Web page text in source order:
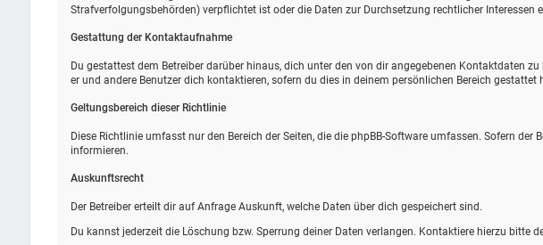
Strafverfolgungsbehörden) verpflichtet ist oder die Daten zur Durchsetzung rechtlicher Interessen
Gestattung der Kontaktaufnahme
Du gestattest dem Betreiber darüber hinaus, dich unter den von dir angegebenen Kontaktdaten
er und andere Benutzer dich kontaktieren, sofern du dies in deinem persönlichen Bereich gestattet
Geltungsbereich dieser Richtlinie
Diese Richtlinie umfasst nur den Bereich der Seiten, die die phpBB-Software umfassen. Sofern
informieren.
Auskunftsrecht
Der Betreiber erteilt dir auf Anfrage Auskunft, welche Daten über dich gespeichert sind.
Du kannst jederzeit die Löschung bzw. Sperrung deiner Daten verlangen. Kontaktiere hierzu bitte